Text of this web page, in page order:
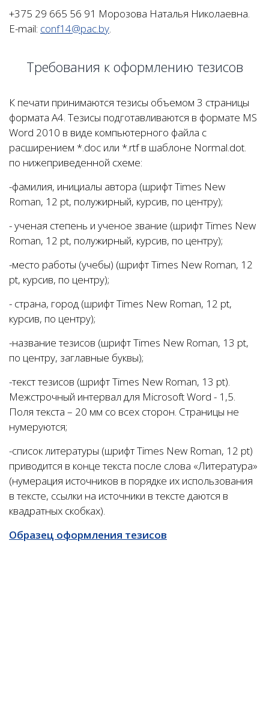
+375 29 665 56 91 Морозова Наталья Николаевна.
E-mail: conf14@pac.by.
Требования к оформлению тезисов
К печати принимаются тезисы объемом 3 страницы
формата А4. Тезисы подготавливаются в формате MS
Word 2010 в виде компьютерного файла с
расширением *.doc или *.rtf в шаблоне Normal.dot.
по нижеприведенной схеме:
-фамилия, инициалы автора (шрифт Times New
Roman, 12 pt, полужирный, курсив, по центру);
- ученая степень и ученое звание (шрифт Times New
Roman, 12 pt, полужирный, курсив, по центру);
-место работы (учебы) (шрифт Times New Roman, 12
pt, курсив, по центру);
- страна, город (шрифт Times New Roman, 12 pt,
курсив, по центру);
-название тезисов (шрифт Times New Roman, 13 pt,
по центру, заглавные буквы);
-текст тезисов (шрифт Times New Roman, 13 pt).
Межстрочный интервал для Microsoft Word - 1,5.
Поля текста – 20 мм со всех сторон. Страницы не
нумеруются;
-список литературы (шрифт Times New Roman, 12 pt)
приводится в конце текста после слова «Литература»
(нумерация источников в порядке их использования
в тексте, ссылки на источники в тексте даются в
квадратных скобках).
Образец оформления тезисов